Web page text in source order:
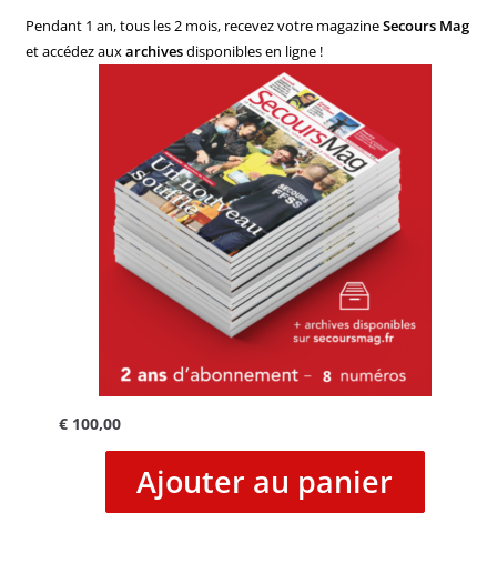
Pendant 1 an, tous les 2 mois, recevez votre magazineSecours Mag
et accédez auxarchivesdisponibles en ligne !
€100,00
Ajouter au panier